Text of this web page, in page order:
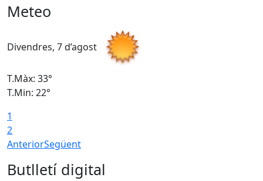
Meteo
Divendres, 7 d’agost
T.Màx: 33°
T.Min: 22°
1
2
AnteriorSegüent
Butlletí digital